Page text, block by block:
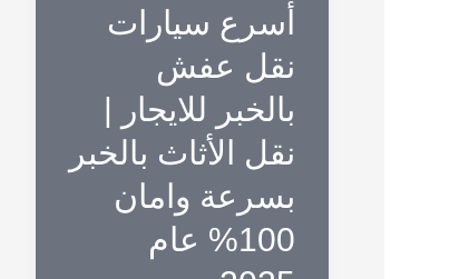
أسرع سيارات
نقل عفش
بالخبر للايجار |
نقل الأثاث بالخبر
بسرعة وامان
100% عام